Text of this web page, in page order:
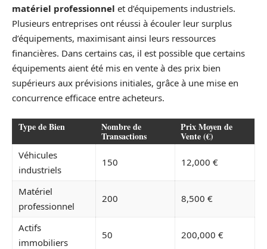
matériel professionnel et d’équipements industriels.
Plusieurs entreprises ont réussi à écouler leur surplus
d’équipements, maximisant ainsi leurs ressources
financières. Dans certains cas, il est possible que certains
équipements aient été mis en vente à des prix bien
supérieurs aux prévisions initiales, grâce à une mise en
concurrence efficace entre acheteurs.
Type de Bien Nombre de
Transactions
Prix Moyen de
Vente (€)
Véhicules
industriels
150 12,000 €
Matériel
professionnel
200 8,500 €
Actifs
immobiliers
50 200,000 €